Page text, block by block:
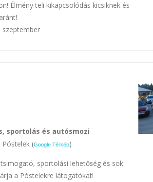
Élmény teli kikapcsolódás kicsiknek és
szeptember
sportolás és autósmozi
Póstelek (Google Térkép)
sportolási lehetőség és sok
a Póstelekre látogatókat!